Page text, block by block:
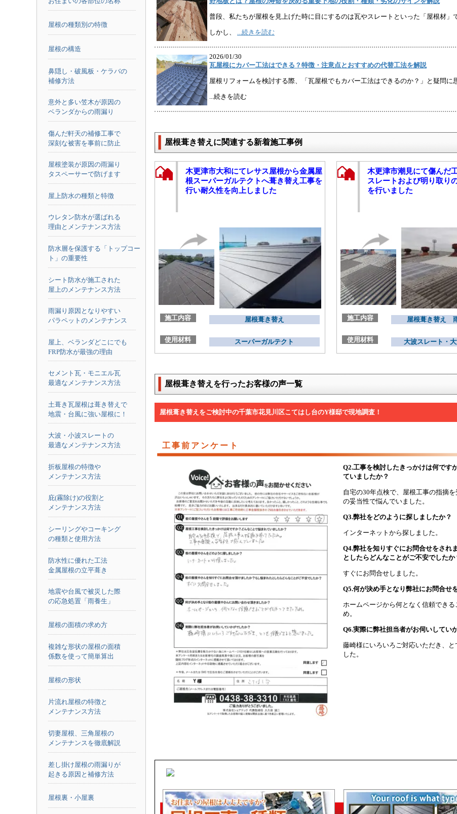
屋根の種類別の特徴
屋根の構造
鼻隠し・破風板・ケラバの
補修方法
意外と多い笠木が原因の
ベランダからの雨漏り
傷んだ軒天の補修工事で
深刻な被害を事前に防止
屋根塗装が原因の雨漏り
タスペーサーで防げます
屋上防水の種類と特徴
ウレタン防水が選ばれる
理由とメンテナンス方法
防水層を保護する「トップコー
ト」の重要性
シート防水が施工された
屋上のメンテナンス方法
雨漏り原因となりやすい
パラペットのメンテナンス
屋上、ベランダどこにでも
FRP防水が最強の理由
セメント瓦・モニエル瓦
最適なメンテナンス方法
土葺き瓦屋根は葺き替えで
地震・台風に強い屋根に！
大波・小波スレートの
最適なメンテナンス方法
折板屋根の特徴や
メンテナンス方法
庇(霧除け)の役割と
メンテナンス方法
シーリングやコーキング
の種類と使用方法
防水性に優れた工法
金属屋根の立平葺き
地震や台風で被災した際
の応急処置「雨養生」
屋根の面積の求め方
複雑な形状の屋根の面積
係数を使って簡単算出
屋根の形状
片流れ屋根の特徴と
メンテナンス方法
切妻屋根、三角屋根の
メンテナンスを徹底解説
差し掛け屋根の雨漏りが
起きる原因と補修方法
屋根裏・小屋裏
普段、私たちが屋根を見上げた時に目にするのは瓦やスレートといった「屋根材」
しかし、 ...続きを読む
2026/01/30
瓦屋根にカバー工法はできる？特徴・注意点とおすすめの代替工法を解説
屋根リフォームを検討する際、「瓦屋根でもカバー工法はできるのか？」と疑問に
...続きを読む
屋根葺き替えに関連する新着施工事例
木更津市大和にてレサス屋根から金属屋
根スーパーガルテクトへ葺き替え工事を
行い耐久性を向上しました
施工内容 屋根葺き替え
使用材料 スーパーガルテクト
木更津市潮見にて傷んだ
スレートおよび明り取り
を行いました
施工内容 屋根葺き替え
使用材料 大波スレート・
屋根葺き替えを行ったお客様の声一覧
屋根葺き替えをご検討中の千葉市花見川区こてはし台のY様邸で現地調査！
工事前アンケート
Q2.工事を検討したきっかけは何です
ていましたか？
自宅の30年点検で、屋根工事の指摘
の妥当性で悩んでいました。
Q3.弊社をどのように探しましたか？
インターネットから探しました。
Q4.弊社を知りすぐにお問合せをされ
としたらどんなことがご不安でしたか
すぐにお問合せしました。
Q5.何が決め手となり弊社にお問合せ
ホームページから何となく信頼でき
め。
Q6.実際に弊社担当者がお伺いしてい
藤崎様にいろいろご対応いただき、と
した。
■お住まいの屋根工事ここがポイント